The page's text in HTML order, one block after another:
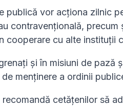
publică vor acționa zilnic
contravențională,
cooperare cu alte instituții
şi în misiuni de pază
menținere a ordinii
recomandă cetăţenilor să